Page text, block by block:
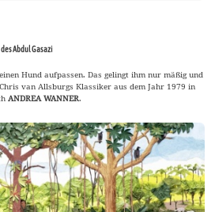
Abdul Gasazi
Hund aufpassen. Das gelingt ihm nur mäßig und
van Allsburgs Klassiker aus dem Jahr 1979 in
ANDREA WANNER.